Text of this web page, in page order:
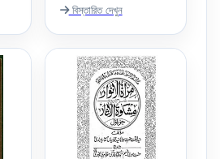
شرح عقود رسم
المفتی
বিস্তারিত দেখুন